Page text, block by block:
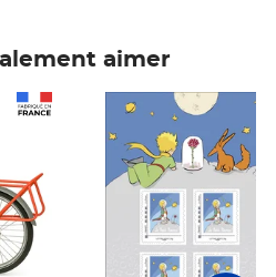
aimer
Prix 7,50€